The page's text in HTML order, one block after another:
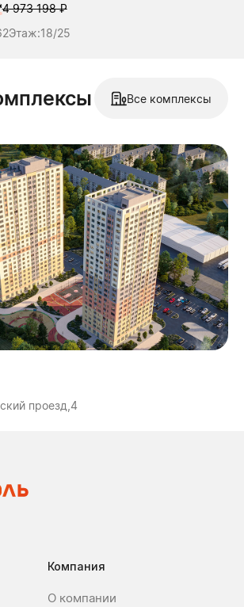
4 973 198 ₽
Этаж:18/25
Все комплексы
проезд,4
Компания
О компании